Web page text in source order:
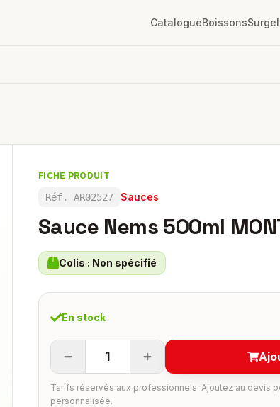
CatalogueBoissons
FICHE PRODUIT
Réf. AR02527 Sauces
Sauce Nems 500ml
Colis : Non spécifié
En stock
1
Tarifs réservés aux professionnels. Ajoutez au devis
personnalisée.